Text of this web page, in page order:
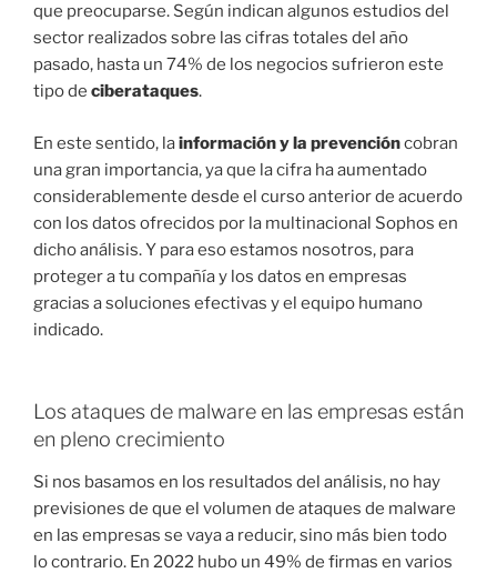
que preocuparse. Según indican algunos estudios del
sector realizados sobre las cifras totales del año
pasado, hasta un 74% de los negocios sufrieron este
tipo de ciberataques.
En este sentido, lainformación y la prevencióncobran
una gran importancia, ya que la cifra ha aumentado
considerablemente desde el curso anterior de acuerdo
con los datos ofrecidos por la multinacional Sophos en
dicho análisis. Y para eso estamos nosotros, para
proteger a tu compañía y los datos en empresas
gracias a soluciones efectivas y el equipo humano
indicado.
Los ataques de malware en las empresas están
en pleno crecimiento
Si nos basamos en los resultados del análisis, no hay
previsiones de que el volumen de ataques de malware
en las empresas se vaya a reducir, sino más bien todo
lo contrario. En 2022 hubo un 49% de firmas en varios